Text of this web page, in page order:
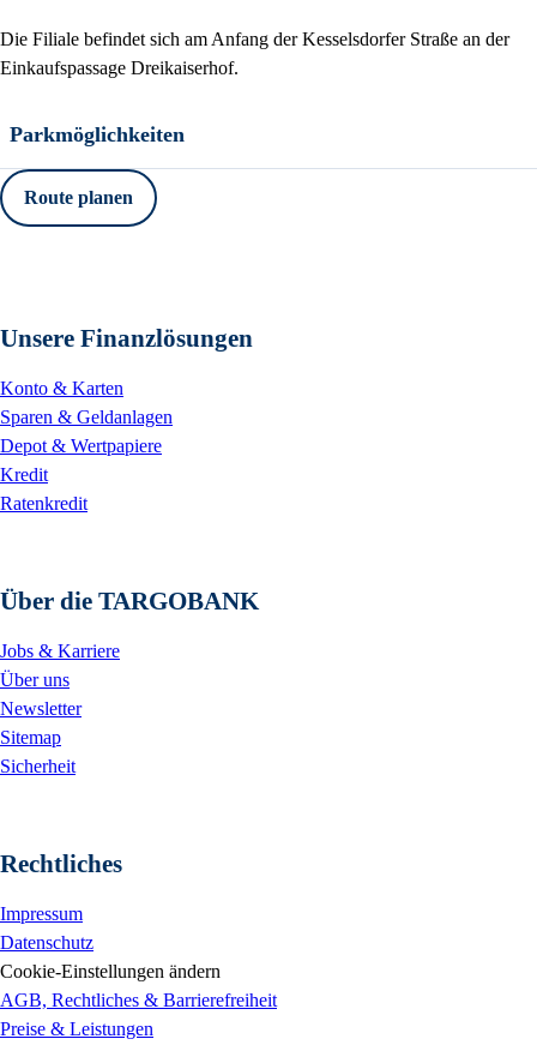
Die Filiale befindet sich am Anfang der Kesselsdorfer Straße an der
Einkaufspassage Dreikaiserhof.
Parkmöglichkeiten
Route planen
Unsere Finanzlösungen
Konto & Karten
Sparen & Geldanlagen
Depot & Wertpapiere
Kredit
Ratenkredit
Über die TARGOBANK
Jobs & Karriere
Über uns
Newsletter
Sitemap
Sicherheit
Rechtliches
Impressum
Datenschutz
Cookie-Einstellungen ändern
AGB, Rechtliches & Barrierefreiheit
Preise & Leistungen